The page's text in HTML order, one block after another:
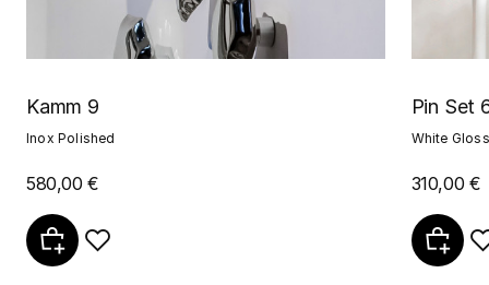
Kamm 9
Inox Polished
580,00 €
Pin Set
White
310,00 €